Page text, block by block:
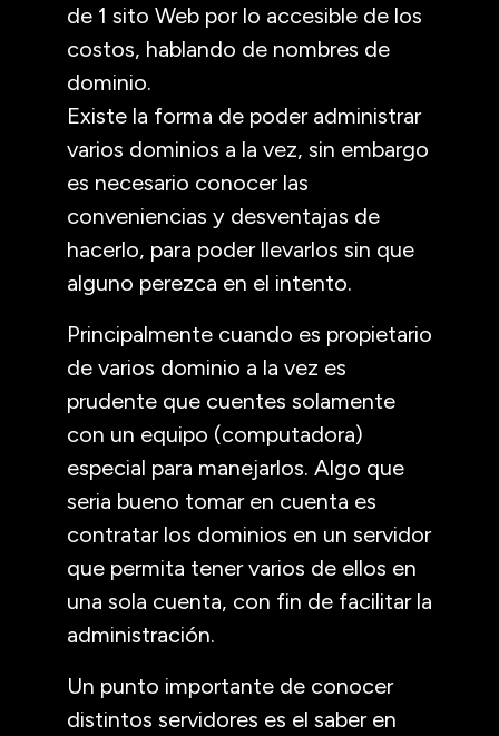
de 1 sito Web por lo accesible de los
costos, hablando de nombres de
dominio.
Existe la forma de poder administrar
varios dominios a la vez, sin embargo
es necesario conocer las
conveniencias y desventajas de
hacerlo, para poder llevarlos sin que
alguno perezca en el intento.
Principalmente cuando es propietario
de varios dominio a la vez es
prudente que cuentes solamente
con un equipo (computadora)
especial para manejarlos. Algo que
seria bueno tomar en cuenta es
contratar los dominios en un servidor
que permita tener varios de ellos en
una sola cuenta, con fin de facilitar la
administración.
Un punto importante de conocer
distintos servidores es el saber en